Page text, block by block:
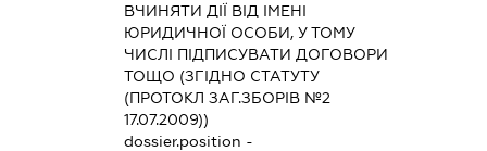
ВЧИНЯТИ ДІЇ ВІД ІМЕНІ
ЮРИДИЧНОЇ ОСОБИ, У ТОМУ
ЧИСЛІ ПІДПИСУВАТИ ДОГОВОРИ
ТОЩО (ЗГІДНО СТАТУТУ
(ПРОТОКЛ ЗАГ.ЗБОРІВ №2
17.07.2009))
dossier.position -